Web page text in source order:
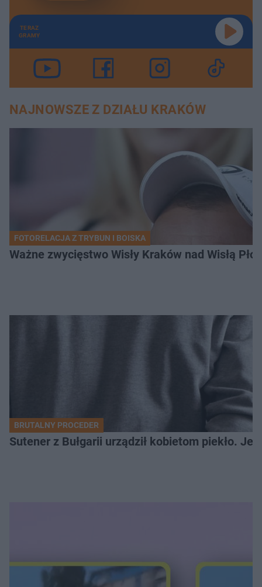
TERAZ
GRAMY
NAJNOWSZE Z DZIAŁU KRAKÓW
FOTORELACJA Z TRYBUN I BOISKA
Ważne zwycięstwo Wisły Kraków nad Wisłą
BRUTALNY PROCEDER
Sutener z Bułgarii urządził kobietom piekło.